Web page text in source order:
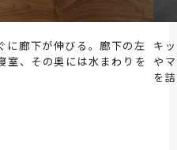
に廊下が伸びる。廊下の左
室、その奥には水まわりを
キ
や
を